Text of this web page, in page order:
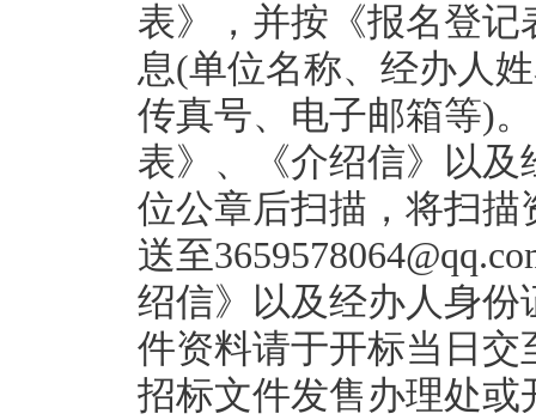
表》，并按《报名登
息(单位名称、经办人
传真号、电子邮箱等)
表》、《介绍信》以
位公章后扫描，将扫
送至
绍信》以及经办人身
件资料请于开标当日
招标文件发售办理处或